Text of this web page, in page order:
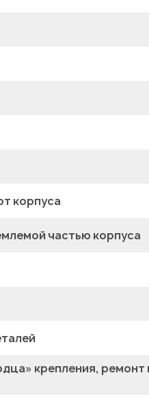
корпуса
частью корпуса
крепления, ремонт